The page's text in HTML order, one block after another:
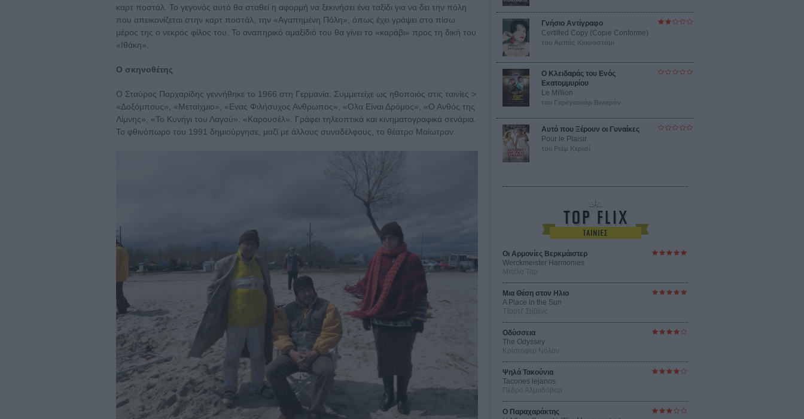
καρτ ποστάλ. Το γεγονός αυτό θα σταθεί η αφορμή να ξεκινήσει ένα ταξίδι για να δει την πόλη
που απεικονίζεται στην καρτ ποστάλ, την «Αγαπημένη Πόλη», όπως έχει γράψει στο πίσω
μέρος της ο νεκρός φίλος του. Το αναπηρικό αμαξίδιό του θα γίνει το «καράβι» προς τη δική του
«Ιθάκη».
Ο σκηνοθέτης
Ο Σταύρος Παρχαρίδης γεννήθηκε το 1966 στη Γερμανία. Συμμετείχε ως ηθοποιός στις ταινίες >
«Δοξόμπους», «Μεταίχμιο», «Ενας Φιλήσυχος Ανθρωπος», «Ολα Είναι Δρόμος», «Ο Ανθός της
Λίμνης», «Το Κυνήγι του Λαγού», «Καρουσέλ». Γράφει τηλεοπτικά και κινηματογραφικά σενάρια.
Το φθινόπωρο του 1991 δημιούργησε, μαζί με άλλους συναδέλφους, το θέατρο Μαίωτρον.
Γνήσιο Αντίγραφο
Certified Copy (Copie Conforme)
του Αμπάς Κιαροστάμι
Ο Κλειδαράς του Ενός
Εκατομμυρίου
Le Million
του Γκρεγκουάρ Βινιερόν
Αυτό που Ξέρουν οι Γυναίκες
Pour le Plaisir
του Ρεέμ Κερισί
Οι Αρμονίες Βερκμάιστερ
Werckmeister Harmonies
Μπέλα Ταρ
Μια Θέση στον Ηλιο
A Place in the Sun
Τζορτζ Στίβενς
Οδύσσεια
The Odyssey
Κρίστοφερ Νόλαν
Ψηλά Τακούνια
Tacones lejanos
Πέδρο Αλμοδόβαρ
Ο Παραχαράκτης